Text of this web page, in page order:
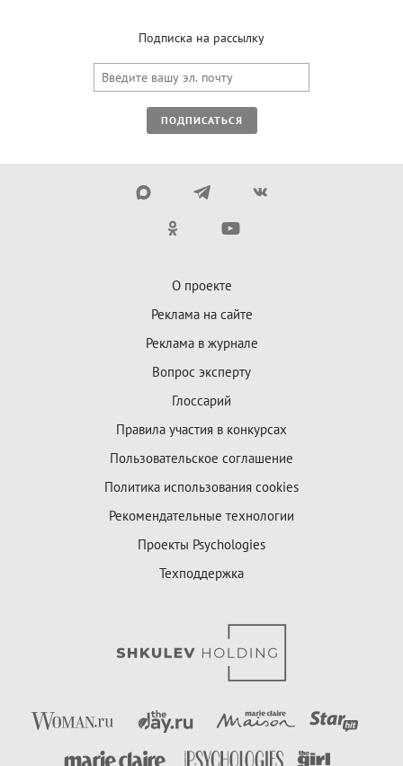
Подписка на рассылку
ПОДПИСАТЬСЯ
О проекте
Реклама на сайте
Реклама в журнале
Вопрос эксперту
Глоссарий
Правила участия в конкурсах
Пользовательское соглашение
Политика использования cookies
Рекомендательные технологии
Проекты Psychologies
Техподдержка